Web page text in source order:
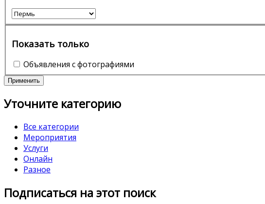
Показать только
Объявления с фотографиями
Применить
Уточните категорию
Все категории
Мероприятия
Услуги
Онлайн
Разное
Подписаться на этот поиск